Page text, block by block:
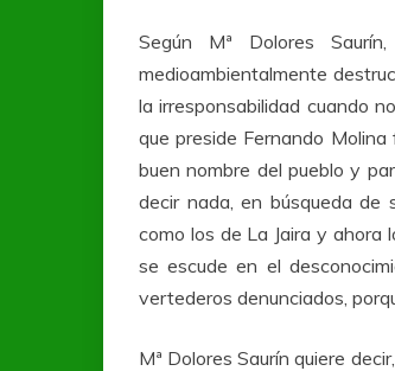
Según Mª Dolores
medioambientalmente
la irresponsabilidad cuando
que preside Fernando
buen nombre del pueblo y
decir nada, en búsqueda de
como los de La Jaira y ahora
se escude en el
vertederos denunciados,
Mª Dolores Saurín quiere